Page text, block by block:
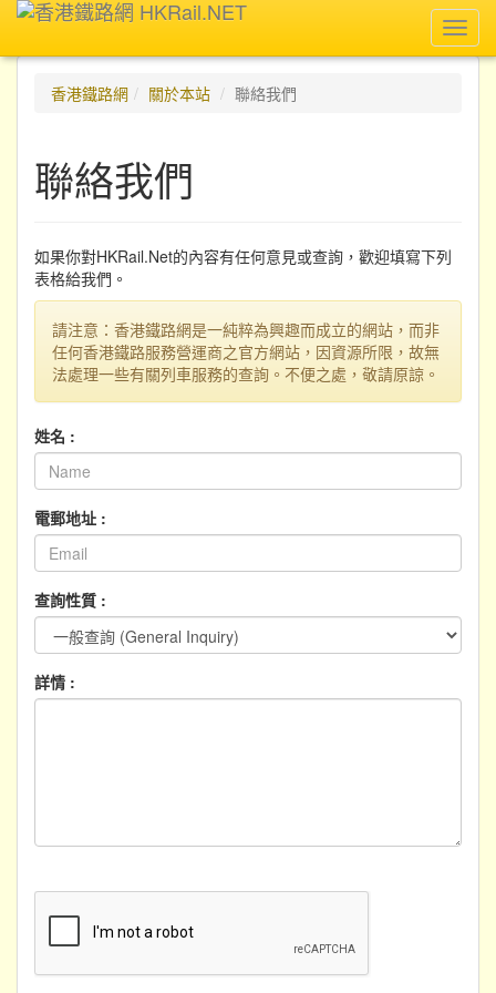
香港鐵路網
關於本站 聯絡我們
聯絡我們
如果你對HKRail.Net的內容有任何意見或查詢，歡迎填寫下列
表格給我們。
請注意：香港鐵路網是一純粹為興趣而成立的網站，而非
任何香港鐵路服務營運商之官方網站，因資源所限，故無
法處理一些有關列車服務的查詢。不便之處，敬請原諒。
姓名 :
電郵地址 :
查詢性質 :
詳情 :